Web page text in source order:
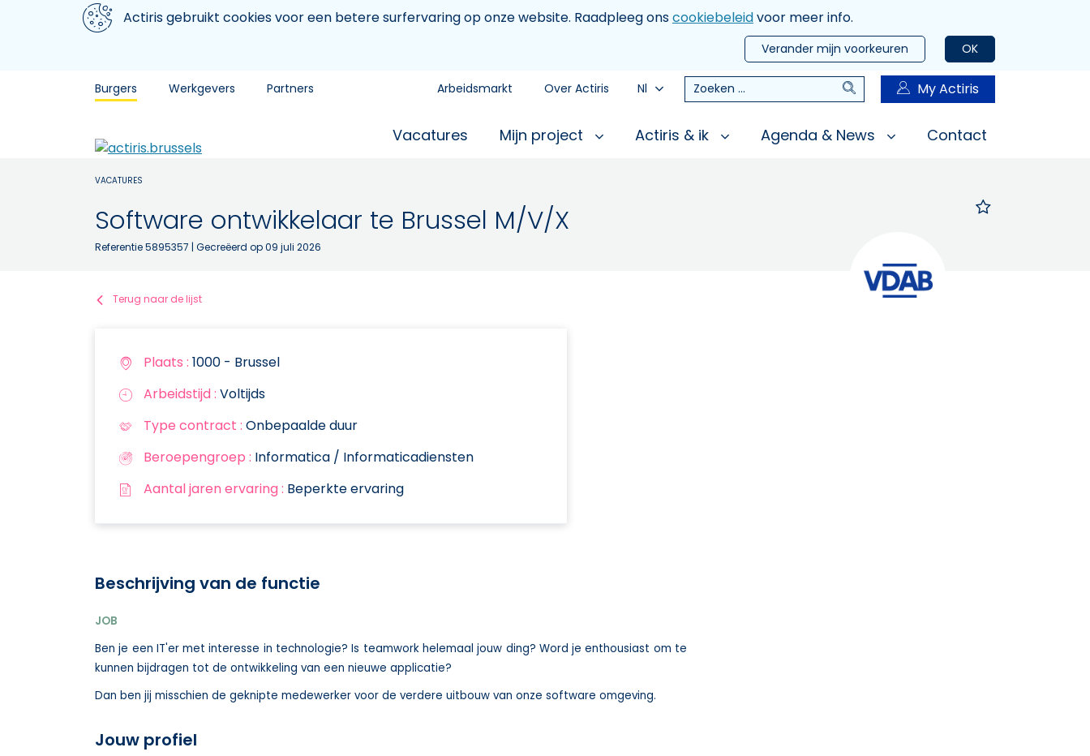
Aller au contenu principal
We gebruiken cookiesActiris gebruikt cookies voor een betere surfervaring op onze website. Raadpleeg onscookiebeleidvoor meer info.
OK
Verander mijn voorkeuren
Burgers Werkgevers Partners Arbeidsmarkt Over Actiris Nl Zoeken Zoeken My Actiris
Vacatures Mijn project Actiris & ik Agenda & News Contact
VACATURES
Software ontwikkelaar te Brussel M/V/X
Referentie 5895357 | Gecreëerd op 09 juli 2026
Terug naar de lijst
Plaats : 1000 - Brussel
Arbeidstijd : Voltijds
Type contract : Onbepaalde duur
Beroepengroep : Informatica / Informaticadiensten
Aantal jaren ervaring : Beperkte ervaring
Beschrijving van de functie
JOB
Ben je een IT'er met interesse in technologie? Is teamwork helemaal jouw ding? Word je enthousiast om te
kunnen bijdragen tot de ontwikkeling van een nieuwe applicatie?
Dan ben jij misschien de geknipte medewerker voor de verdere uitbouw van onze software omgeving.
Jouw profiel